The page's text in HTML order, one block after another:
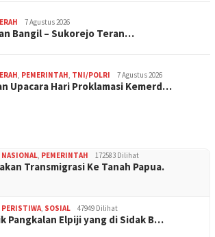
7 Agustus 2026
Bangil – Sukorejo Teran…
PEMERINTAH TNI/POLRI 7 Agustus 2026
Upacara Hari Proklamasi Kemerd…
NASIONAL PEMERINTAH 172583 Dilihat
Transmigrasi Ke Tanah Papua.
PERISTIWA SOSIAL 47949 Dilihat
Pangkalan Elpiji yang di Sidak B…